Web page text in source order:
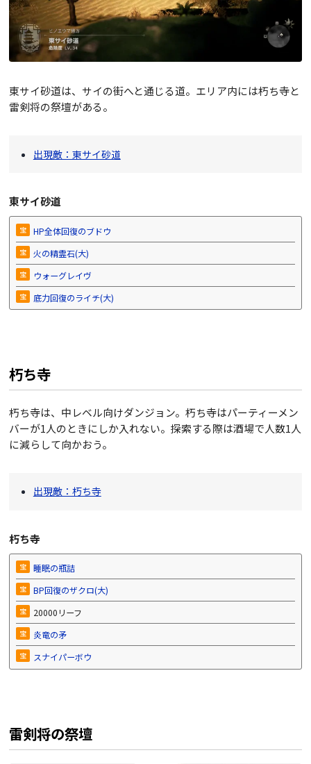
東サイ砂道は、サイの街へと通じる道。エリア内には朽ち寺と
雷剣将の祭壇がある。
出現敵：東サイ砂道
東サイ砂道
宝 HP全体回復のブドウ
宝 火の精霊石(大)
宝 ウォーグレイヴ
宝 底力回復のライチ(大)
朽ち寺
朽ち寺は、中レベル向けダンジョン。朽ち寺はパーティーメン
バーが1人のときにしか入れない。探索する際は酒場で人数1人
に減らして向かおう。
出現敵：朽ち寺
朽ち寺
宝 睡眠の瓶詰
宝 BP回復のザクロ(大)
宝 20000リーフ
宝 炎竜の矛
宝 スナイパーボウ
雷剣将の祭壇